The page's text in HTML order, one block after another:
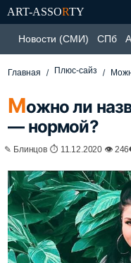
ART-ASSORTY
Новости (СМИ) СПб
Главная Плюс-сайз
Можно ли
— нормой?
✎ Блинцов ⏱ 11.12.2020 👁 246